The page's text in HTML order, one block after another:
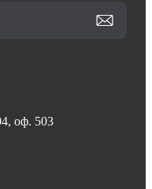
оф. 503